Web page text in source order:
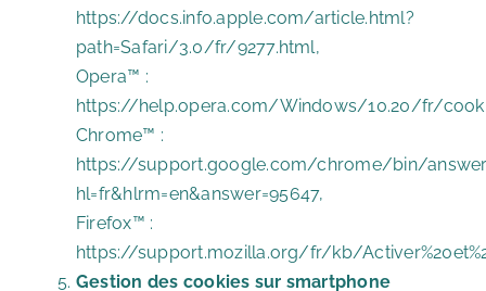
https://docs.info.apple.com/article.html?
path=Safari/3.0/fr/9277.html,
Opera™ :
https://help.opera.com/Windows/10.20/fr/
Chrome™ :
https://support.google.com/chrome/bin/
hl=fr&hlrm=en&answer=95647,
Firefox™ :
https://support.mozilla.org/fr/kb/
Gestion des cookies sur smartphone